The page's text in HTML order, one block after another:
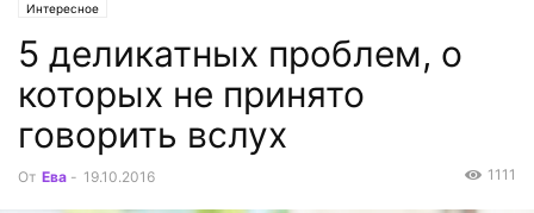
Интересное
5 деликатных проблем, о
которых не принято
говорить вслух
От Ева - 19.10.2016 1111